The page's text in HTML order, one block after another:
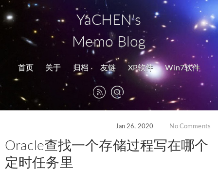
YaCHEN's
Memo Blog
首页 关于 归档 友链 XP软件 Win7软件
Jan 26, 2020 No Comments
Oracle查找一个存储过程写在哪个
定时任务里